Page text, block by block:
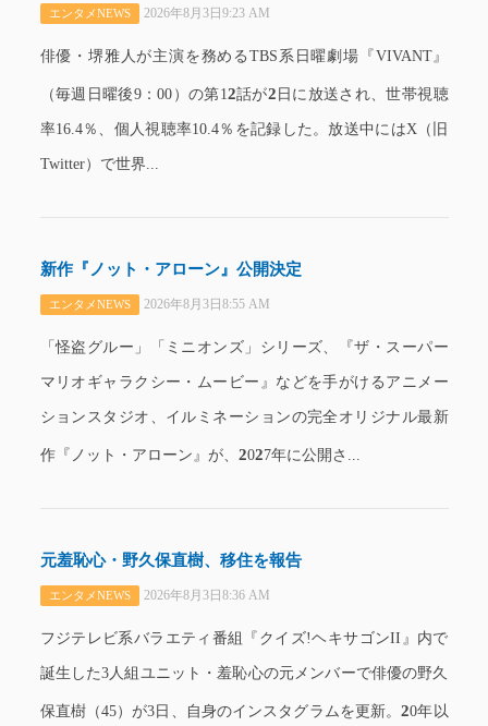
エンタメNEWS 2026年8月3日9:23 AM
俳優・堺雅人が主演を務めるTBS系日曜劇場『VIVANT』
（毎週日曜後9：00）の第12話が2 日に放送され、世帯視聴
率16.4％、個人視聴率10.4％を記録した。放送中にはX（旧
Twitter）で世界...
新作『ノット・アローン』公開決定
エンタメNEWS 2026年8月3日8:55 AM
「怪盗グルー」「ミニオンズ」シリーズ、『ザ・スーパー
マリオギャラクシー・ムービー』などを手がけるアニメー
ションスタジオ、イルミネーションの完全オリジナル最新
作『ノット・アローン』が、 2027年に公開さ...
元羞恥心・野久保直樹、移住を報告
エンタメNEWS 2026年8月3日8:36 AM
フジテレビ系バラエティ番組『クイズ!ヘキサゴンII』内で
誕生した3人組ユニット・羞恥心の元メンバーで俳優の野久
保直樹（45）が3日、自身のインスタグラムを更新。20年以